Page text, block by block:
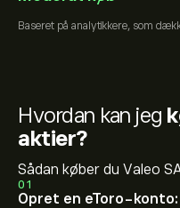
Baseret på analytikkere, som
Hvordan kan jeg
aktier?
Sådan køber du Valeo
01
Opret en eToro-konto: